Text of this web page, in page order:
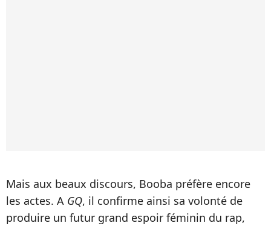
Mais aux beaux discours, Booba préfère encore
les actes. A GQ, il confirme ainsi sa volonté de
produire un futur grand espoir féminin du rap,